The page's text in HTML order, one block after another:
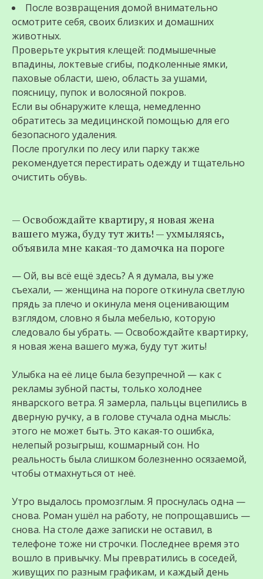
После возвращения домой внимательно
осмотрите себя, своих близких и домашних
животных.
Проверьте укрытия клещей: подмышечные
впадины, локтевые сгибы, подколенные ямки,
паховые области, шею, область за ушами,
поясницу, пупок и волосяной покров.
Если вы обнаружите клеща, немедленно
обратитесь за медицинской помощью для его
безопасного удаления.
После прогулки по лесу или парку также
рекомендуется перестирать одежду и тщательно
очистить обувь.
— Освобождайте квартиру, я новая жена
вашего мужа, буду тут жить! — ухмыляясь,
объявила мне какая-то дамочка на пороге
— Ой, вы всё ещё здесь? А я думала, вы уже
съехали, — женщина на пороге откинула светлую
прядь за плечо и окинула меня оценивающим
взглядом, словно я была мебелью, которую
следовало бы убрать. — Освобождайте квартирку,
я новая жена вашего мужа, буду тут жить!
Улыбка на её лице была безупречной — как с
рекламы зубной пасты, только холоднее
январского ветра. Я замерла, пальцы вцепились в
дверную ручку, а в голове стучала одна мысль:
этого не может быть. Это какая-то ошибка,
нелепый розыгрыш, кошмарный сон. Но
реальность была слишком болезненно осязаемой,
чтобы отмахнуться от неё.
Утро выдалось промозглым. Я проснулась одна —
снова. Роман ушёл на работу, не попрощавшись —
снова. На столе даже записки не оставил, в
телефоне тоже ни строчки. Последнее время это
вошло в привычку. Мы превратились в соседей,
живущих по разным графикам, и каждый день